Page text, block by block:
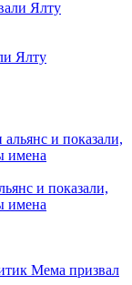
Ялту
и показали,
имена